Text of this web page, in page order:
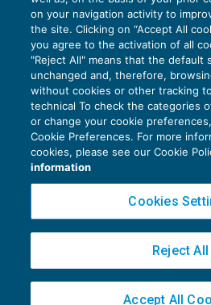
Le informazioni comunicate
standard consentono
destinatari della
comprendere gli impatti
sulle persone e sull’ambiente.
Vi sonotre categorie di ESRS
Principi trasversali;
Principi settoriali.
principi trasversalisi
27 Luglio 2026
di Diego BarberieStefano
Privacy
Cookie
Copyright 2016 ©Gruppo
Piazza Luigi Einaudi, 10N01 - 20124
02776120236
on your navigation activity to
the site. Clicking on “Accept All
you agree to the activation of all
"Reject All" means that the default
unchanged and, therefore,
without cookies or other tracking
technical To check the categories
or change your cookie
Cookie Preferences. For more
cookies, please see our Cookie
information
Cookies
Reject All
Accept All